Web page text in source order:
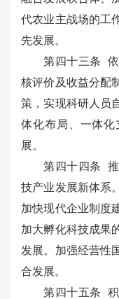
代农业主战场的工
先发展。
第四十三条
核评价及收益分配
策，实现科研人员
体化布局、一体
展。
第四十四条
技产业发展新体系
加快现代企业制度
加大孵化科技成果
发展。加强经营性
合发展。
第四十五条